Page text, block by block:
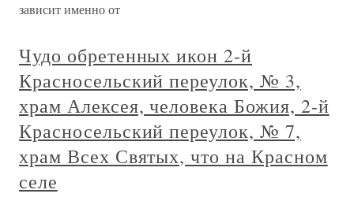
зависит именно от
Чудо обретенных икон 2-й
Красносельский переулок, № 3,
храм Алексея, человека Божия, 2-й
Красносельский переулок, № 7,
храм Всех Святых, что на Красном
селе